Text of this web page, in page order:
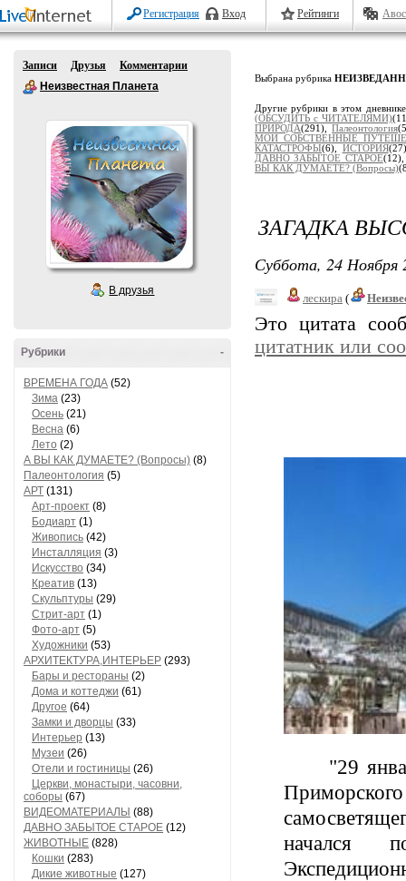
Регистрация Вход Рейтинги
Записи Друзья
Комментарии
Неизвестная Планета
В друзья
-
Рубрики
ВРЕМЕНА ГОДА (52)
Зима (23)
Осень (21)
Весна (6)
Лето (2)
А ВЫ КАК ДУМАЕТЕ? (Вопросы) (8)
Палеонтология (5)
АРТ (131)
Арт-проект (8)
Бодиарт (1)
Живопись (42)
Инсталляция (3)
Искусство (34)
Креатив (13)
Скульптуры (29)
Стрит-арт (1)
Фото-арт (5)
Художники (53)
АРХИТЕКТУРА,ИНТЕРЬЕР (293)
Бары и рестораны (2)
Дома и коттеджи (61)
Другое (64)
Замки и дворцы (33)
Интерьер (13)
Музеи (26)
Отели и гостиницы (26)
Церкви, монастыри, часовни,
соборы (67)
ВИДЕОМАТЕРИАЛЫ (88)
ДАВНО ЗАБЫТОЕ СТАРОЕ (12)
ЖИВОТНЫЕ (828)
Кошки (283)
Дикие животные (127)
Выбрана рубрика
Другие рубрики в этом
(ОБСУДИТЬ с ЧИТАТЕЛЯМИ)
ПРИРОДА(291),Палеонтология
МОИ СОБСТВЕННЫЕ
КАТАСТРОФЫ(6), ИСТОРИЯ
ДАВНО ЗАБЫТОЕ СТАРОЕ
ВЫ КАК ДУМАЕТЕ? (Вопросы)
ЗАГАДКА
Суббота, 24 Ноября
лескира (
Это цитата
цитатник или
"29
начался